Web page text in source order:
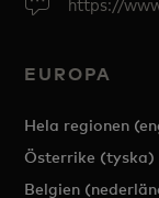
EUROPA
Hela regionen
Österrike (tyska)
Belgien